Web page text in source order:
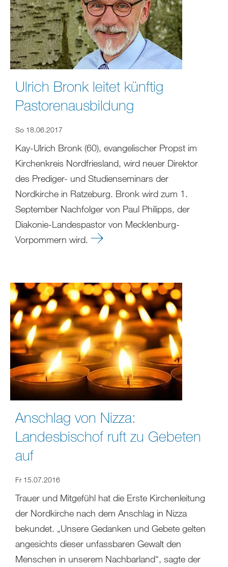
Ulrich Bronk leitet künftig
Pastorenausbildung
So 18.06.2017
Kay-Ulrich Bronk (60), evangelischer Propst im
Kirchenkreis Nordfriesland, wird neuer Direktor
des Prediger- und Studienseminars der
Nordkirche in Ratzeburg. Bronk wird zum 1.
September Nachfolger von Paul Philipps, der
Diakonie-Landespastor von Mecklenburg-
Vorpommern wird.
Anschlag von Nizza:
Landesbischof ruft zu Gebeten
auf
Fr 15.07.2016
Trauer und Mitgefühl hat die Erste Kirchenleitung
der Nordkirche nach dem Anschlag in Nizza
bekundet. „Unsere Gedanken und Gebete gelten
angesichts dieser unfassbaren Gewalt den
Menschen in unserem Nachbarland“, sagte der